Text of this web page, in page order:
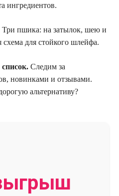
ингредиентов.
Три пшика: на затылок, шею и
для стойкого шлейфа.
Следим за
новинками и отзывами.
альтернативу?